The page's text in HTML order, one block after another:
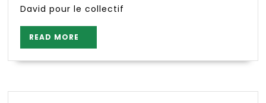
David pour le collectif
READ MORE
MORE